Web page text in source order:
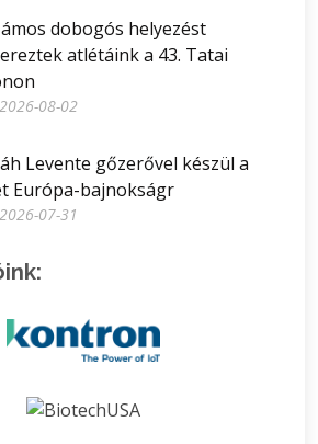
dobogós helyezést
atlétáink a 43. Tatai
2026-08-02
Levente gőzerővel készül a
Európa-bajnokságr
2026-07-31